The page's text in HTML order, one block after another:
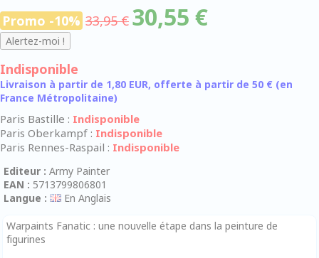
Promo -10% 33,95 € 30,55 €
Indisponible
Livraison à partir de 1,80 EUR, offerte à partir de 50 € (en
France Métropolitaine)
Paris Bastille : Indisponible
Paris Oberkampf : Indisponible
Paris Rennes-Raspail : Indisponible
Editeur : Army Painter
EAN : 5713799806801
Langue :
En Anglais
Warpaints Fanatic : une nouvelle étape dans la peinture de
figurines